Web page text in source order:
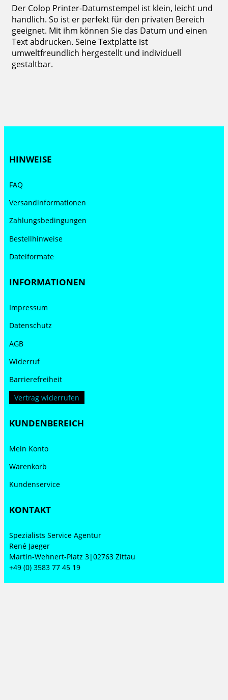
Der Colop Printer-Datumstempel ist klein, leicht und
handlich. So ist er perfekt für den privaten Bereich
geeignet. Mit ihm können Sie das Datum und einen
Text abdrucken. Seine Textplatte ist
umweltfreundlich hergestellt und individuell
gestaltbar.
HINWEISE
FAQ
Versandinformationen
Zahlungsbedingungen
Bestellhinweise
Dateiformate
INFORMATIONEN
Impressum
Datenschutz
AGB
Widerruf
Barrierefreiheit
Vertrag widerrufen
KUNDENBEREICH
Mein Konto
Warenkorb
Kundenservice
KONTAKT
Spezialists Service Agentur
René Jaeger
Martin-Wehnert-Platz 3|02763 Zittau
+49 (0) 3583 77 45 19